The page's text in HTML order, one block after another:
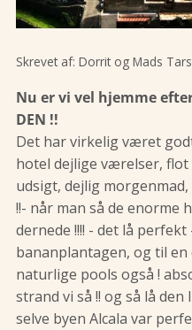
Skrevet af: Dorrit og Mads
Nu er vi vel hjemme
DEN !!
Det har virkelig været
hotel dejlige værelser, flot
udsigt, dejlig
!!- når man så de enorme
dernede !!!! - det lå
bananplantagen, og til
naturlige pools også !
strand vi så !! og så lå den
selve byen Alcala var